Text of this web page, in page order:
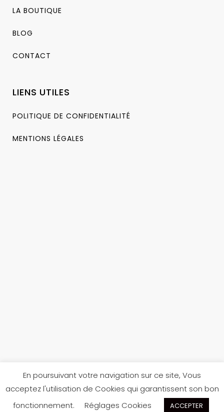
LA BOUTIQUE
BLOG
CONTACT
LIENS UTILES
POLITIQUE DE CONFIDENTIALITÉ
MENTIONS LÉGALES
Réalisé par Jules TexierpourScarpe Di Béné
En poursuivant votre navigation sur ce site, Vous
acceptez l'utilisation de Cookies qui garantissent son bon
fonctionnement.
Réglages Cookies ACCEPTER